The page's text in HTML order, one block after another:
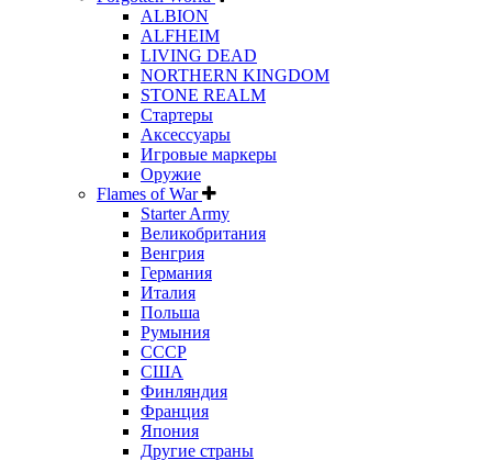
ALBION
ALFHEIM
LIVING DEAD
NORTHERN KINGDOM
STONE REALM
Стартеры
Аксессуары
Игровые маркеры
Оружие
Flames of War
Starter Army
Великобритания
Венгрия
Германия
Италия
Польша
Румыния
СССР
США
Финляндия
Франция
Япония
Другие страны